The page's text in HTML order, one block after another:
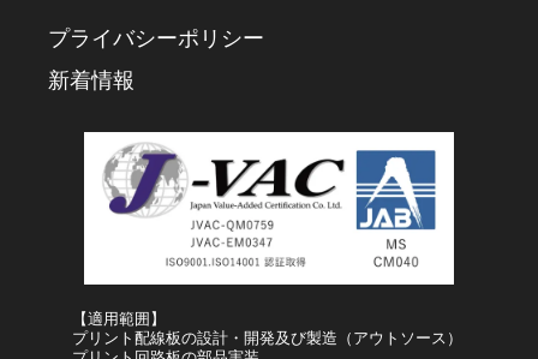
プライバシーポリシー
新着情報
【適用範囲】
プリント配線板の設計・開発及び製造（アウトソース）